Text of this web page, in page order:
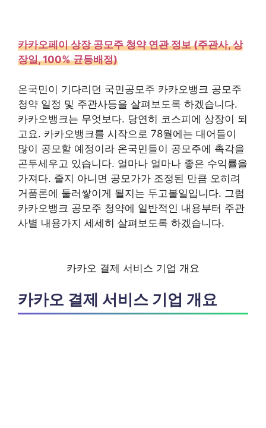
카카오페이 상장 공모주 청약 연관 정보 (주관사, 상
장일, 100% 균등배정)
온국민이 기다리던 국민공모주 카카오뱅크 공모주
청약 일정 및 주관사등을 살펴보도록 하겠습니다.
카카오뱅크는 무엇보다. 당연히 코스피에 상장이 되
고요. 카카오뱅크를 시작으로 78월에는 대어들이
많이 공모할 예정이라 온국민들이 공모주에 촉각을
곤두세우고 있습니다. 얼마나 얼마나 좋은 수익률을
가져다. 줄지 아니면 공모가가 조정된 만큼 오히려
거품론에 둘러쌓이게 될지는 두고볼일입니다. 그럼
카카오뱅크 공모주 청약에 일반적인 내용부터 주관
사별 내용가지 세세히 살펴보도록 하겠습니다.
카카오 결제 서비스 기업 개요
카카오 결제 서비스 기업 개요